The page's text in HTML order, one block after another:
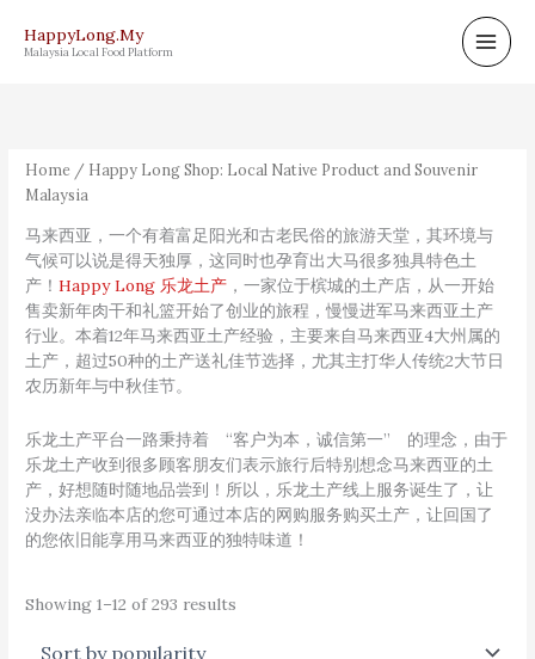
content
HappyLong.My
Malaysia Local Food Platform
Home / Happy Long Shop: Local Native Product and Souvenir
Malaysia
马来西亚，一个有着富足阳光和古老民俗的旅游天堂，其环境与
气候可以说是得天独厚，这同时也孕育出大马很多独具特色土
产！Happy Long 乐龙土产 ，一家位于槟城的土产店，从一开始
售卖新年肉干和礼篮开始了创业的旅程，慢慢进军马来西亚土产
行业。本着12年马来西亚土产经验，主要来自马来西亚4大州属的
土产，超过50种的土产送礼佳节选择，尤其主打华人传统2大节日
农历新年与中秋佳节。
乐龙土产平台一路秉持着 “客户为本，诚信第一” 的理念，由于
乐龙土产收到很多顾客朋友们表示旅行后特别想念马来西亚的土
产，好想随时随地品尝到！所以，乐龙土产线上服务诞生了，让
没办法亲临本店的您可通过本店的网购服务购买土产，让回国了
的您依旧能享用马来西亚的独特味道！
Showing 1–12 of 293 results